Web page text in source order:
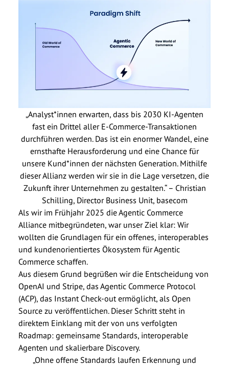
„Analyst*innen erwarten, dass bis 2030 KI-Agenten
fast ein Drittel aller E-Commerce-Transaktionen
durchführen werden. Das ist ein enormer Wandel, eine
ernsthafte Herausforderung und eine Chance für
unsere Kund*innen der nächsten Generation. Mithilfe
dieser Allianz werden wir sie in die Lage versetzen, die
Zukunft ihrer Unternehmen zu gestalten.“ – Christian
Schilling, Director Business Unit, basecom
Als wir im Frühjahr 2025 die Agentic Commerce
Alliance mitbegründeten, war unser Ziel klar: Wir
wollten die Grundlagen für ein offenes, interoperables
und kundenorientiertes Ökosystem für Agentic
Commerce schaffen.
Aus diesem Grund begrüßen wir die Entscheidung von
OpenAI und Stripe, das Agentic Commerce Protocol
(ACP), das Instant Check-out ermöglicht, als Open
Source zu veröffentlichen. Dieser Schritt steht in
direktem Einklang mit der von uns verfolgten
Roadmap: gemeinsame Standards, interoperable
Agenten und skalierbare Discovery.
„Ohne offene Standards laufen Erkennung und